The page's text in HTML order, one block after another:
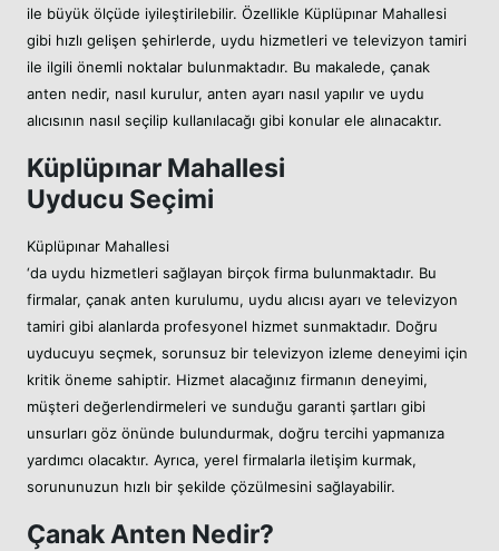
ile büyük ölçüde iyileştirilebilir. Özellikle Küplüpınar Mahallesi
gibi hızlı gelişen şehirlerde, uydu hizmetleri ve televizyon tamiri
ile ilgili önemli noktalar bulunmaktadır. Bu makalede, çanak
anten nedir, nasıl kurulur, anten ayarı nasıl yapılır ve uydu
alıcısının nasıl seçilip kullanılacağı gibi konular ele alınacaktır.
Küplüpınar Mahallesi
Uyducu Seçimi
Küplüpınar Mahallesi
‘da uydu hizmetleri sağlayan birçok firma bulunmaktadır. Bu
firmalar, çanak anten kurulumu, uydu alıcısı ayarı ve televizyon
tamiri gibi alanlarda profesyonel hizmet sunmaktadır. Doğru
uyducuyu seçmek, sorunsuz bir televizyon izleme deneyimi için
kritik öneme sahiptir. Hizmet alacağınız firmanın deneyimi,
müşteri değerlendirmeleri ve sunduğu garanti şartları gibi
unsurları göz önünde bulundurmak, doğru tercihi yapmanıza
yardımcı olacaktır. Ayrıca, yerel firmalarla iletişim kurmak,
sorununuzun hızlı bir şekilde çözülmesini sağlayabilir.
Çanak Anten Nedir?